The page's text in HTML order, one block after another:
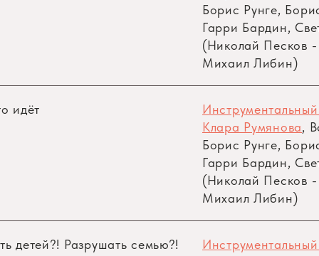
колдунам вздумалось завладеть чудесными
если им будут заранее известны все лесные
подозревают о своих самых главных
и таинственные заклинания, осмеять
– и не просто волшебная, а еще и
Это играет зарю наш маленький веселый
Борис Рунге,
Гарри Бардин,
(Николай Песков -
Михаил Либин)
идёт
Клара Румянова,
Борис Рунге,
Гарри Бардин,
(Николай Песков -
Михаил Либин)
детей?! Разрушать семью?!